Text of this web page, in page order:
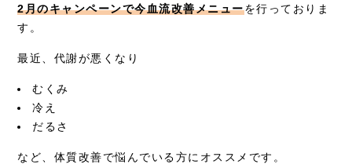
2月のキャンペーンで今血流改善メニューを行っておりま
す。
最近、代謝が悪くなり
むくみ
冷え
だるさ
など、体質改善で悩んでいる方にオススメです。